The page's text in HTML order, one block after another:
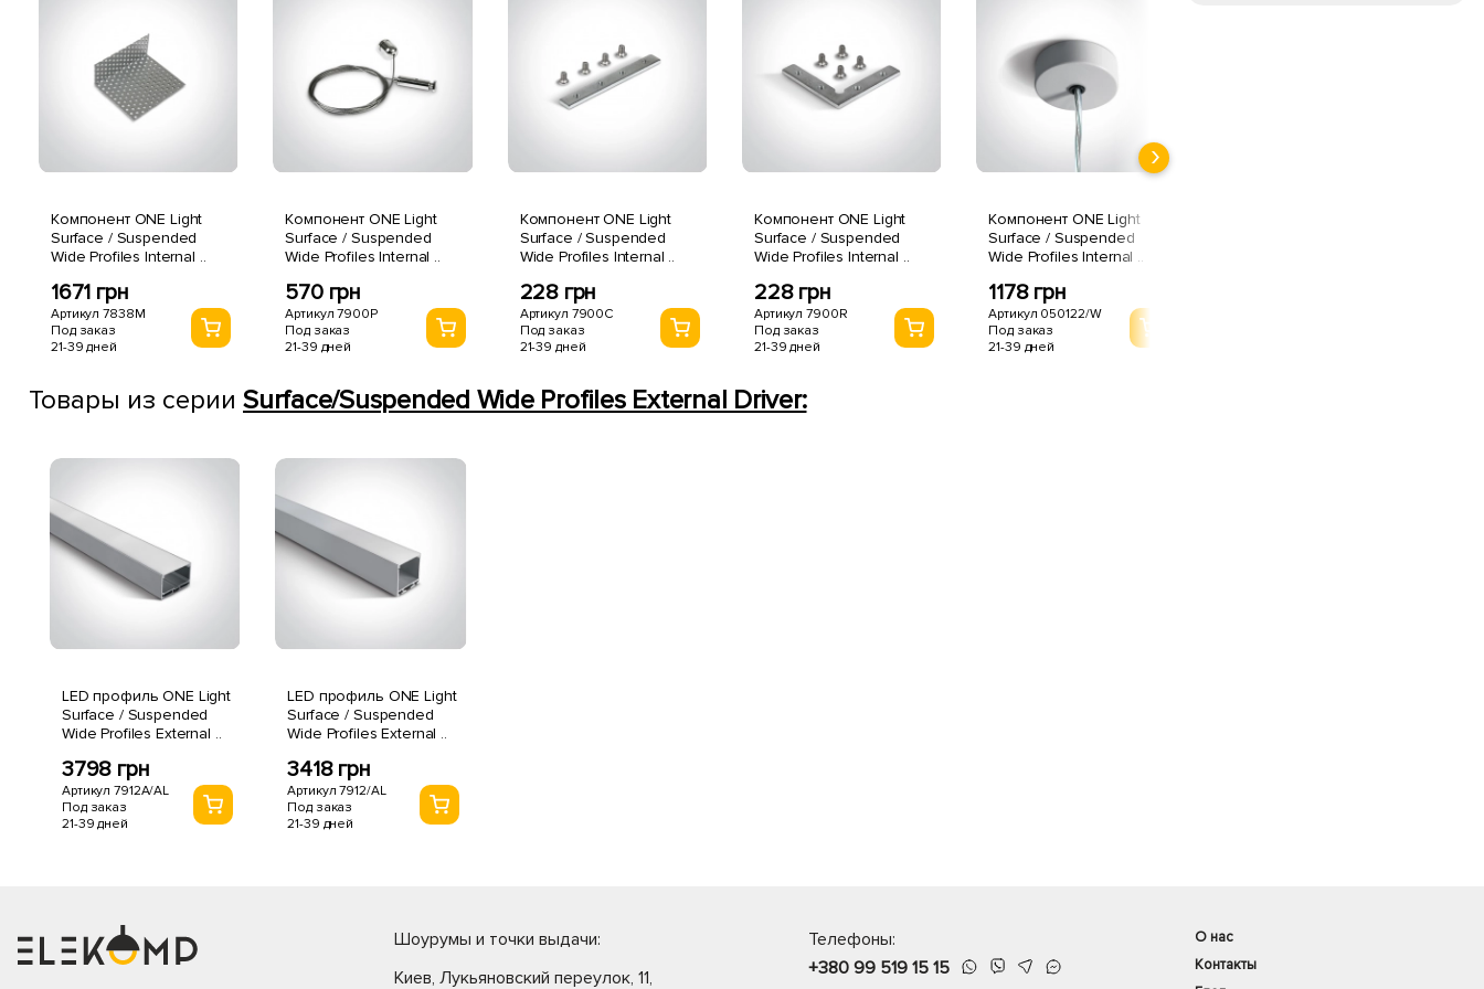
Компонент ONE Light
Surface / Suspended
Wide Profiles Internal ..
1671 грн
Артикул 7838M
Под заказ
21-39 дней
Компонент ONE Light
Surface / Suspended
Wide Profiles Internal ..
570 грн
Артикул 7900P
Под заказ
21-39 дней
Компонент ONE Light
Surface / Suspended
Wide Profiles Internal ..
228 грн
Артикул 7900C
Под заказ
21-39 дней
Компонент ONE Light
Surface / Suspended
Wide Profiles Internal ..
228 грн
Артикул 7900R
Под заказ
21-39 дней
Компонент ONE Light
Surface / Suspended
Wide Profiles Internal ..
1178 грн
Артикул 050122/W
Под заказ
21-39 дней
Товары из серии Surface/Suspended Wide Profiles External Driver:
LED профиль ONE Light
Surface / Suspended
Wide Profiles External ..
3798 грн
Артикул 7912A/AL
Под заказ
21-39 дней
LED профиль ONE Light
Surface / Suspended
Wide Profiles External ..
3418 грн
Артикул 7912/AL
Под заказ
21-39 дней
Шоурумы и точки выдачи:
Киев, Лукьяновский переулок, 11,
Телефоны:
+380 99 519 15 15
О нас
Контакты